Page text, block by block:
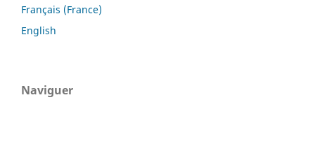
Français (France)
English
Naviguer